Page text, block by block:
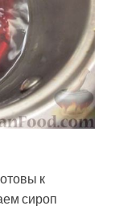
к
сироп